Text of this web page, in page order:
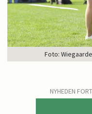
Foto:
NYHEDEN